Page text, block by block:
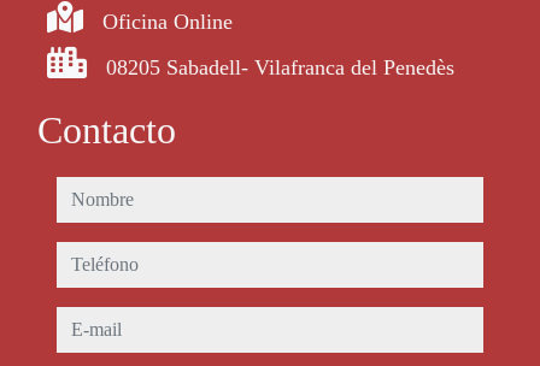
Oficina Online
08205 Sabadell- Vilafranca del Penedès
Contacto
nombre
teléfono
e-mail